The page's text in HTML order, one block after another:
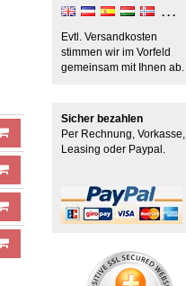
Evtl. Versandkosten
stimmen wir im Vorfeld
gemeinsam mit Ihnen ab.
Sicher bezahlen
Per Rechnung, Vorkasse,
Leasing oder Paypal.